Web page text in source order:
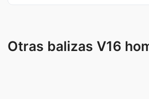
Otras balizas V16